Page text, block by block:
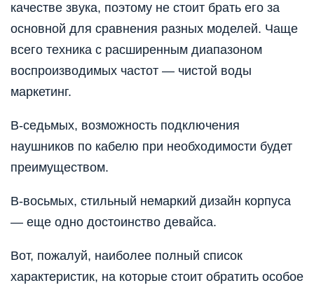
качестве звука, поэтому не стоит брать его за
основной для сравнения разных моделей. Чаще
всего техника с расширенным диапазоном
воспроизводимых частот — чистой воды
маркетинг.
В-седьмых, возможность подключения
наушников по кабелю при необходимости будет
преимуществом.
В-восьмых, стильный немаркий дизайн корпуса
— еще одно достоинство девайса.
Вот, пожалуй, наиболее полный список
характеристик, на которые стоит обратить особое